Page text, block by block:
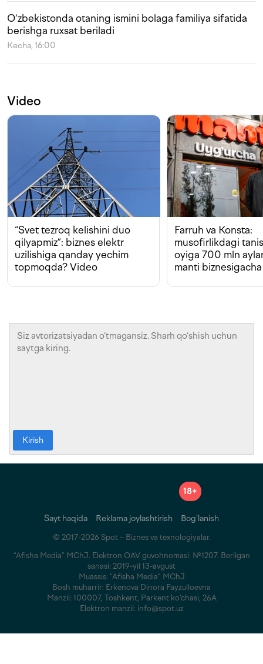
O‘zbekistonda otaning ismini bolaga familiya sifatida
berishga ruxsat beriladi
Kecha, 16:00
Video
“Svet tezroq kelishini duo
qilyapmiz”: biznes elektr
uzilishiga qanday yechim
topmoqda? Video
Farruh va Konsta:
musofirlikdagi
oyiga 700 mln
manti biznesigacha
Kirish
18+
Sayt haqida Reklama joylashtirish Bog‘lanish
© 2017-2026 Spot – Biznes va texnologiyalar.
“Afisha Media” MChJ. Elektron OAV guvohnomasi: №1207. Berilgan
sanasi: 2019-yil 13-avgust
Muassis: “Afisha Media” MChJ
Bosh muharrir: Erkenova Dinora Fayzulloevna
Manzil: 100007, Toshkent, Parkent ko‘chasi, 26A
Elektron manzil: info@spot.uz